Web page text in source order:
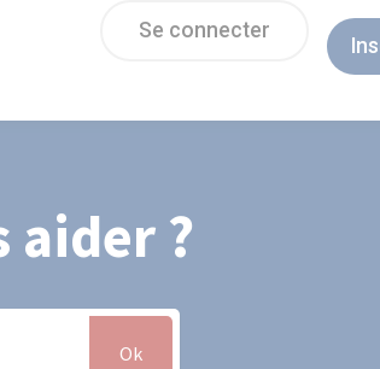
Se connecter
aider ?
Ok